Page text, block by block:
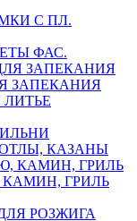
С ПЛ.
ФАС.
ЗАПЕКАНИЯ
КАЗАНЫ
ГРИЛЬ